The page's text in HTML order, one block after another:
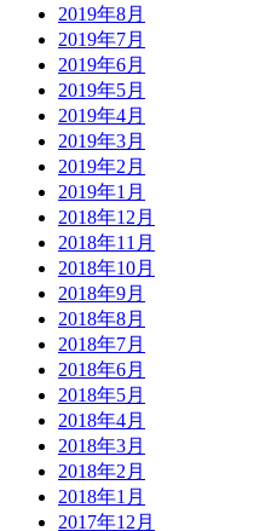
2019年8月
2019年7月
2019年6月
2019年5月
2019年4月
2019年3月
2019年2月
2019年1月
2018年12月
2018年11月
2018年10月
2018年9月
2018年8月
2018年7月
2018年6月
2018年5月
2018年4月
2018年3月
2018年2月
2018年1月
2017年12月